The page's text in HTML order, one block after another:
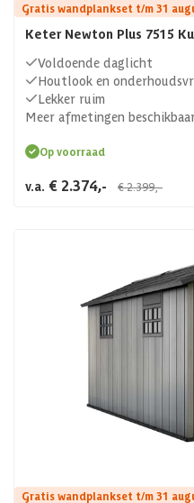
Gratis wandplankset t/m 31
Keter Newton Plus 7515
Voldoende daglicht
Houtlook en
Lekker ruim
Meer afmetingen
Op voorraad
v.a. € 2.374,- € 2.399,-
Gratis wandplankset t/m 31